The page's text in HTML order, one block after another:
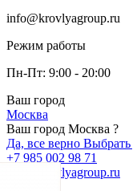
info@krovlyagroup.ru
Режим работы
Пн-Пт: 9:00 - 20:00
Ваш город
Москва
Ваш город Москва ?
Да, все верно Выбрать
+7 985 002 98 71
info@krovlyagroup.ru